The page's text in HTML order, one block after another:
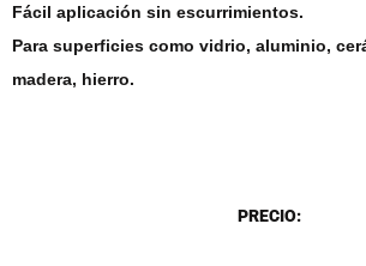
Fácil aplicación sin escurrimientos.
Para superficies como vidrio, aluminio,
madera, hierro.
PRECIO: